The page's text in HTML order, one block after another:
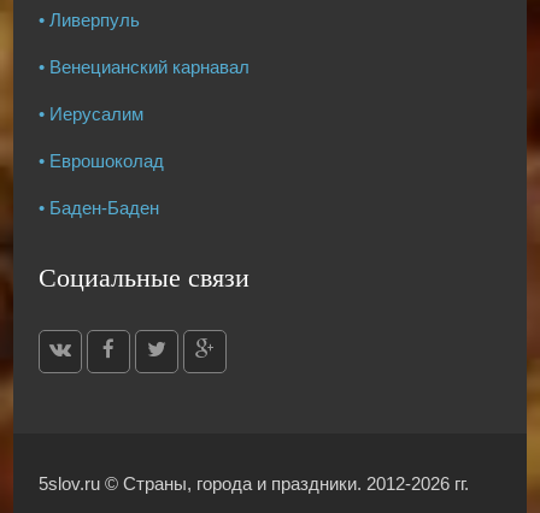
• Ливерпуль
• Венецианский карнавал
• Иерусалим
• Еврошоколад
• Баден-Баден
Социальные связи
5slov.ru ©Страны, города и праздники. 2012-2026 гг.